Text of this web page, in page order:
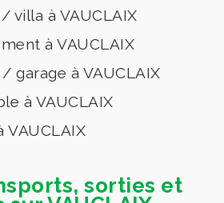
villa à VAUCLAIX
à VAUCLAIX
garage à VAUCLAIX
à VAUCLAIX
VAUCLAIX
sorties et